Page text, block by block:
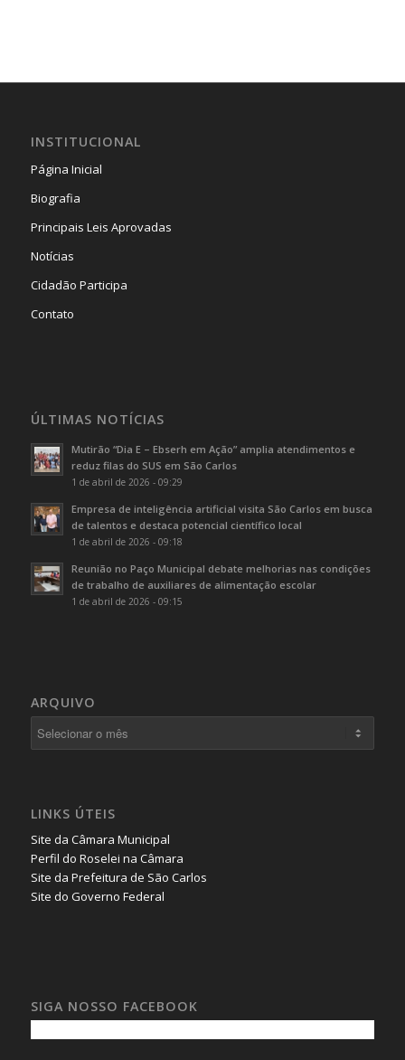
INSTITUCIONAL
Página Inicial
Biografia
Principais Leis Aprovadas
Notícias
Cidadão Participa
Contato
ÚLTIMAS NOTÍCIAS
Mutirão “Dia E – Ebserh em Ação” amplia atendimentos e
reduz filas do SUS em São Carlos
1 de abril de 2026 - 09:29
Empresa de inteligência artificial visita São Carlos em busca
de talentos e destaca potencial científico local
1 de abril de 2026 - 09:18
Reunião no Paço Municipal debate melhorias nas condições
de trabalho de auxiliares de alimentação escolar
1 de abril de 2026 - 09:15
ARQUIVO
LINKS ÚTEIS
Site da Câmara Municipal
Perfil do Roselei na Câmara
Site da Prefeitura de São Carlos
Site do Governo Federal
SIGA NOSSO FACEBOOK